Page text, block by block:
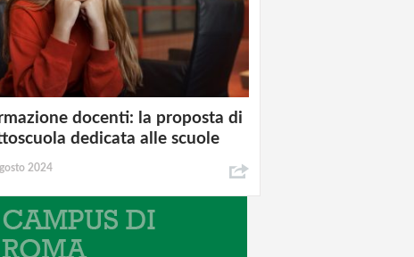
docenti: la proposta di
dedicata alle scuole
2024